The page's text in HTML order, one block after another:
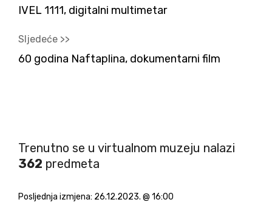
IVEL 1111, digitalni multimetar
Sljedeće >>
60 godina Naftaplina, dokumentarni film
Trenutno se u virtualnom muzeju nalazi
362 predmeta
Posljednja izmjena: 26.12.2023. @ 16:00